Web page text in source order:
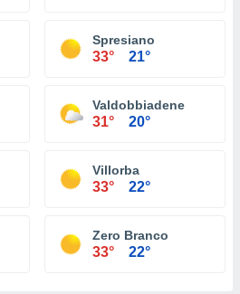
Spresiano
33° 21°
Valdobbiadene
31° 20°
Villorba
33° 22°
Zero Branco
33° 22°